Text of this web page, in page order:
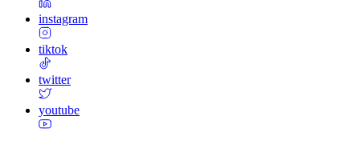
instagram
tiktok
twitter
youtube